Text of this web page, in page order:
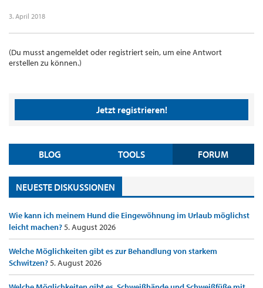
3. April 2018
(Du musst angemeldet oder registriert sein, um eine Antwort
erstellen zu können.)
Jetzt registrieren!
BLOG TOOLS FORUM
NEUESTE DISKUSSIONEN
Wie kann ich meinem Hund die Eingewöhnung im Urlaub möglichst
leicht machen?5. August 2026
Welche Möglichkeiten gibt es zur Behandlung von starkem
Schwitzen?5. August 2026